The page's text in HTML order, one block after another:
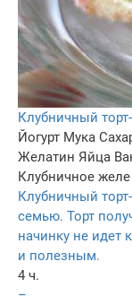
Клубничный
Йогурт Мука
Желатин Яйца
Клубничное желе
Клубничный
семью. Торт
начинку не идет
и полезным.
4 ч.
–